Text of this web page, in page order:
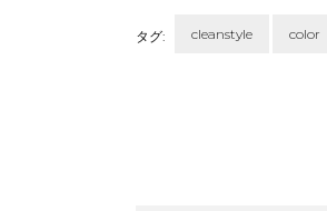
タグ: cleanstyle color